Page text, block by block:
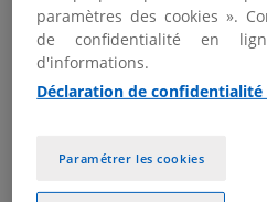
03 59 95 24 24
Nous
Plus
paramètres des cookies ».
de confidentialité en
d'informations.
Déclaration de confidentialité
Paramétrer les cookies